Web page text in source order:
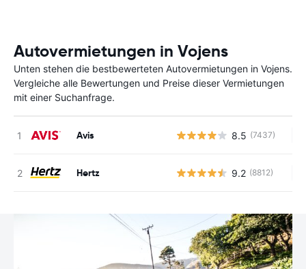
Autovermietungen in Vojens
Unten stehen die bestbewerteten Autovermietungen in Vojens.
Vergleiche alle Bewertungen und Preise dieser Vermietungen
mit einer Suchanfrage.
Avis 8.5 (7437)
Hertz 9.2 (8812)